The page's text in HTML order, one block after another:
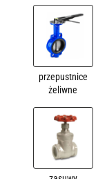
przepustnice
żeliwne